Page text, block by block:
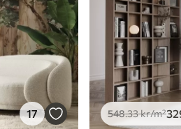
17 548.33kr/m²